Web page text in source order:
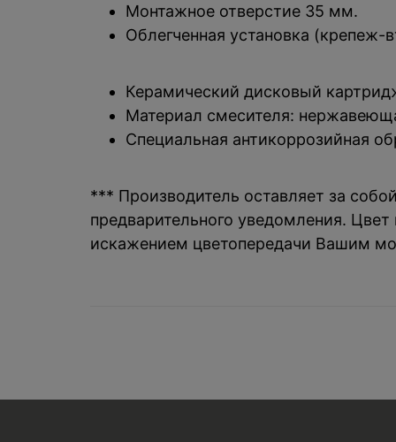
Монтажное отверстие 35 мм.
Облегченная установка (крепеж-
Керамический дисковый
Материал смесителя:
Специальная антикоррозийная
*** Производитель оставляет за
предварительного уведомления.
искажением цветопередачи Вашим